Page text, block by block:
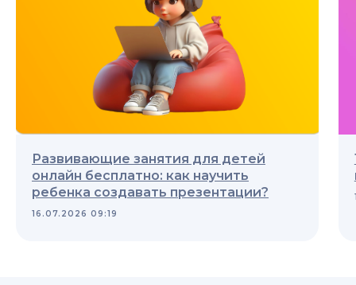
Развивающие занятия для детей
онлайн бесплатно: как научить
ребенка создавать презентации?
16.07.2026 09:19